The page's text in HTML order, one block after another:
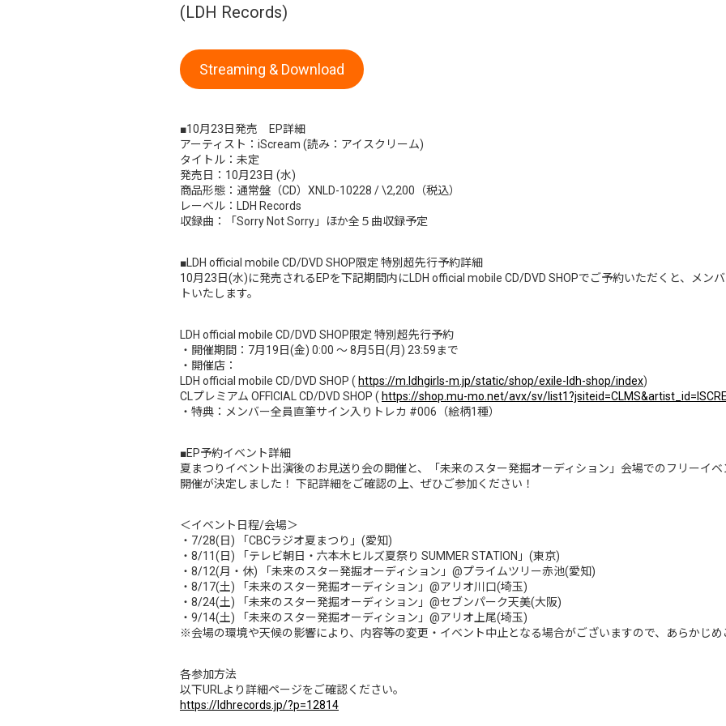
(LDH Records)
Streaming & Download
■10月23日発売 EP詳細
アーティスト：iScream (読み：アイスクリーム)
タイトル：未定
発売日：10月23日 (水)
商品形態：通常盤（CD）XNLD-10228 / \2,200（税込）
レーベル：LDH Records
収録曲：「Sorry Not Sorry」ほか全５曲収録予定
■LDH official mobile CD/DVD SHOP限定 特別超先行予約詳細
10月23日(水)に発売されるEPを下記期間内にLDH official mobile CD/DVD SHOPでご予約いただくと、メン
トいたします。
LDH official mobile CD/DVD SHOP限定 特別超先行予約
・開催期間：7月19日(金) 0:00 ～ 8月5日(月) 23:59まで
・開催店：
LDH official mobile CD/DVD SHOP (https://m.ldhgirls-m.jp/static/shop/exile-ldh-shop/index)
CLプレミアム OFFICIAL CD/DVD SHOP (https://shop.mu-mo.net/avx/sv/list1?jsiteid=CLMS&artist_id=ISCRE
・特典：メンバー全員直筆サイン入りトレカ #006（絵柄1種）
■EP予約イベント詳細
夏まつりイベント出演後のお見送り会の開催と、「未来のスター発掘オーディション」会場でのフリーイ
開催が決定しました！ 下記詳細をご確認の上、ぜひご参加ください！
＜イベント日程/会場＞
・7/28(日) 「CBCラジオ夏まつり」(愛知)
・8/11(日) 「テレビ朝日・六本木ヒルズ夏祭り SUMMER STATION」(東京)
・8/12(月・休) 「未来のスター発掘オーディション」@プライムツリー赤池(愛知)
・8/17(土) 「未来のスター発掘オーディション」@アリオ川口(埼玉)
・8/24(土) 「未来のスター発掘オーディション」@セブンパーク天美(大阪)
・9/14(土) 「未来のスター発掘オーディション」@アリオ上尾(埼玉)
※会場の環境や天候の影響により、内容等の変更・イベント中止となる場合がございますので、あらかじめ
各参加方法
以下URLより詳細ページをご確認ください。
https://ldhrecords.jp/?p=12814